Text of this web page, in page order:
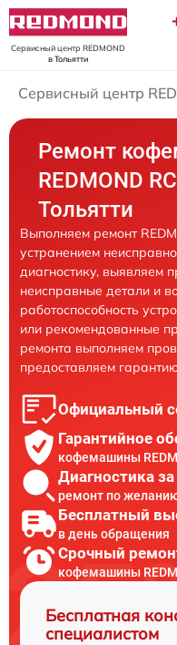
Сервисный центр REDMOND
в Тольятти
Сервисный центр
Ремонт
REDMOND
Тольятти
Выполняем ремонт
устранением
диагностику, выявляем
неисправные детали и
работоспособность
или рекомендованные
ремонта выполняем
предоставляем
Официальный
Гарантийное
кофемашины
Диагностика
ремонт по
Бесплатный
в день обращения
Срочный
кофемашины
Бесплатная
специалистом